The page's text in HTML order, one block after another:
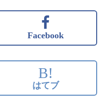
Facebook
B!
はてブ